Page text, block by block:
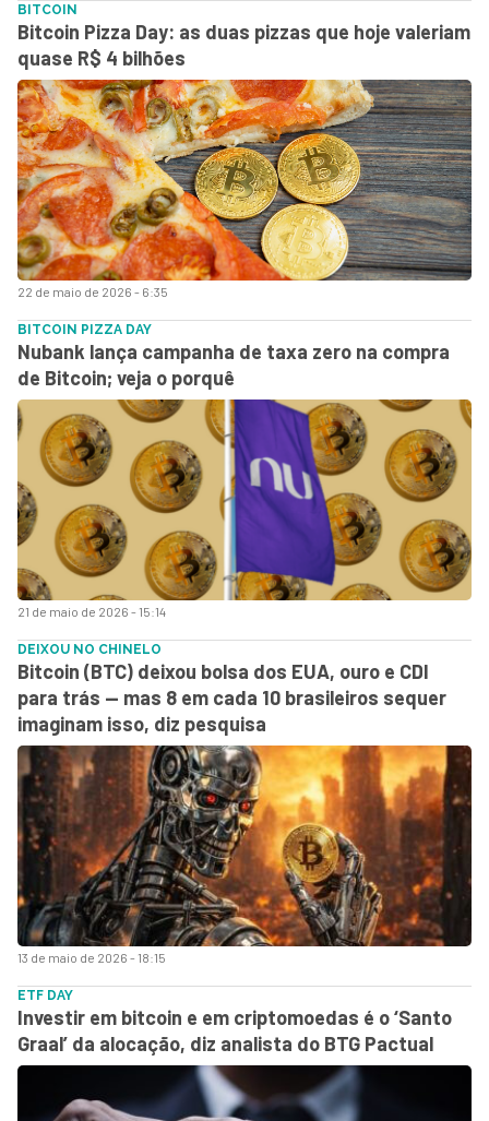
22 de maio de 2026 - 6:35
BITCOIN
Bitcoin Pizza Day: as duas pizzas que hoje valeriam
quase R$ 4 bilhões
21 de maio de 2026 - 15:14
BITCOIN PIZZA DAY
Nubank lança campanha de taxa zero na compra
de Bitcoin; veja o porquê
13 de maio de 2026 - 18:15
DEIXOU NO CHINELO
Bitcoin (BTC) deixou bolsa dos EUA, ouro e CDI
para trás — mas 8 em cada 10 brasileiros sequer
imaginam isso, diz pesquisa
ETF DAY
Investir em bitcoin e em criptomoedas é o ‘Santo
Graal’ da alocação, diz analista do BTG Pactual